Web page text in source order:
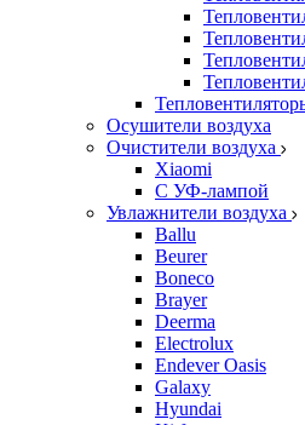
Осушители воздуха
Очистители воздуха
Xiaomi
С УФ-лампой
Увлажнители воздуха
Ballu
Beurer
Boneco
Brayer
Deerma
Electrolux
Endever Oasis
Galaxy
Hyundai